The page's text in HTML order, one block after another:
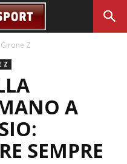
Z
Z
A
SEMPRE